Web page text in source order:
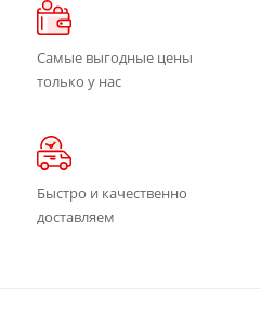
Самые выгодные цены
только у нас
Быстро и качественно
доставляем